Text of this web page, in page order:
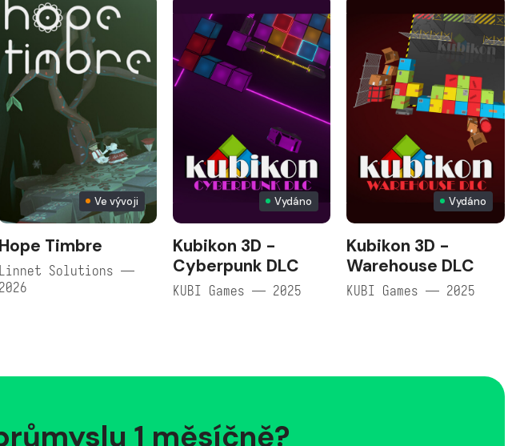
Ve vývoji
Hope Timbre
Linnet Solutions —
2026
Vydáno
Kubikon 3D -
Cyberpunk DLC
KUBI Games — 2025
Vydáno
Kubikon 3D -
Warehouse DLC
KUBI Games — 2025
1 měsíčně?